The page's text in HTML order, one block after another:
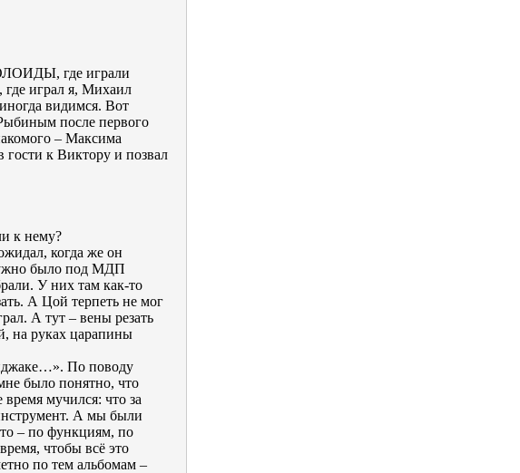
где играли
где играл я, Михаил
видимся. Вот
после первого
– Максима
гости к Виктору и позвал
к нему?
когда же он
было под МДП
У них там как-то
А Цой терпеть не мог
А тут – вены резать
на руках царапины
По поводу
было понятно, что
мучился: что за
А мы были
– по функциям, по
чтобы всё это
по тем альбомам –